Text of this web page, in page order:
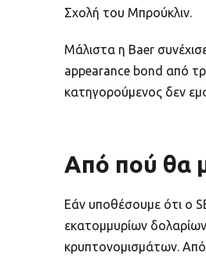
Σχολή του Μπρούκλιν.
Μάλιστα η Baer
appearance bond από
κατηγορούμενος δεν
Από πού θα
Εάν υποθέσουμε ότι ο
εκατομμυρίων
κρυπτονομισμάτων.